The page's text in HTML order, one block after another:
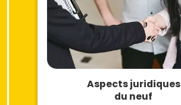
Aspects juridiques
du neuf